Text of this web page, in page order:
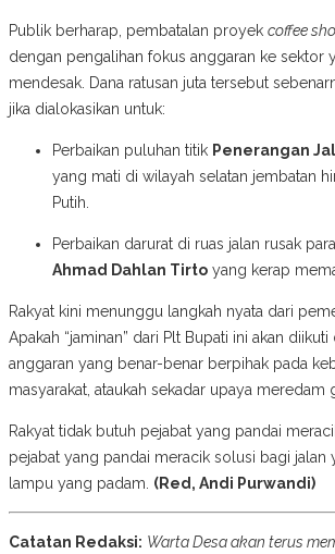
Publik berharap, pembatalan proyek coffee
dengan pengalihan fokus anggaran ke sektor
mendesak. Dana ratusan juta tersebut
jika dialokasikan untuk:
Perbaikan puluhan titik Penerangan
yang mati di wilayah selatan jembatan
Putih.
Perbaikan darurat di ruas jalan rusak
Ahmad Dahlan Tirto yang kerap
Rakyat kini menunggu langkah nyata dari
Apakah “jaminan” dari Plt Bupati ini akan
anggaran yang benar-benar berpihak pada
masyarakat, ataukah sekadar upaya meredam
Rakyat tidak butuh pejabat yang pandai
pejabat yang pandai meracik solusi bagi jalan
lampu yang padam. (Red, Andi Purwandi)
Catatan Redaksi: Warta Desa akan terus